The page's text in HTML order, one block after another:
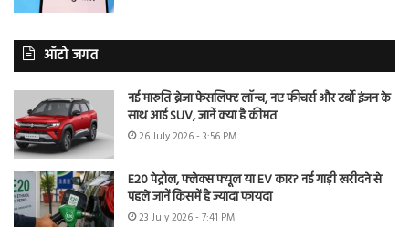
ऑटो जगत
नई मारुति ब्रेजा फेसलिफ्ट लॉन्च, नए फीचर्स और टर्बो इंजन के
साथ आई SUV, जानें क्या है कीमत
26 July 2026 - 3:56 PM
E20 पेट्रोल, फ्लेक्स फ्यूल या EV कार? नई गाड़ी खरीदने से
पहले जानें किसमें है ज्यादा फायदा
23 July 2026 - 7:41 PM